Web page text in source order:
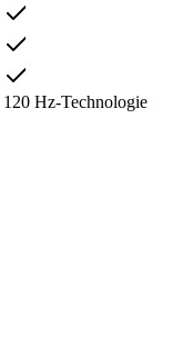
120 Hz-Technologie